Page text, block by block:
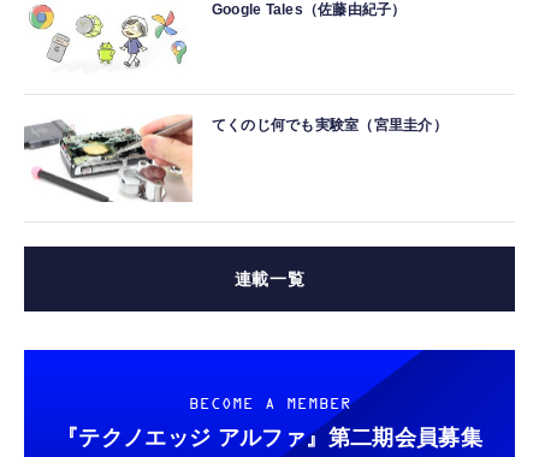
Google Tales（佐藤由紀子）
てくのじ何でも実験室（宮里圭介）
連載一覧
BECOME A MEMBER
『テクノエッジ アルファ』 第二期会員募集